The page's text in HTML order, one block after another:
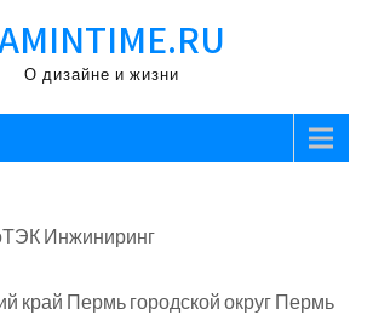
О дизайне и жизни
Инжиниринг
край Пермь городской округ Пермь